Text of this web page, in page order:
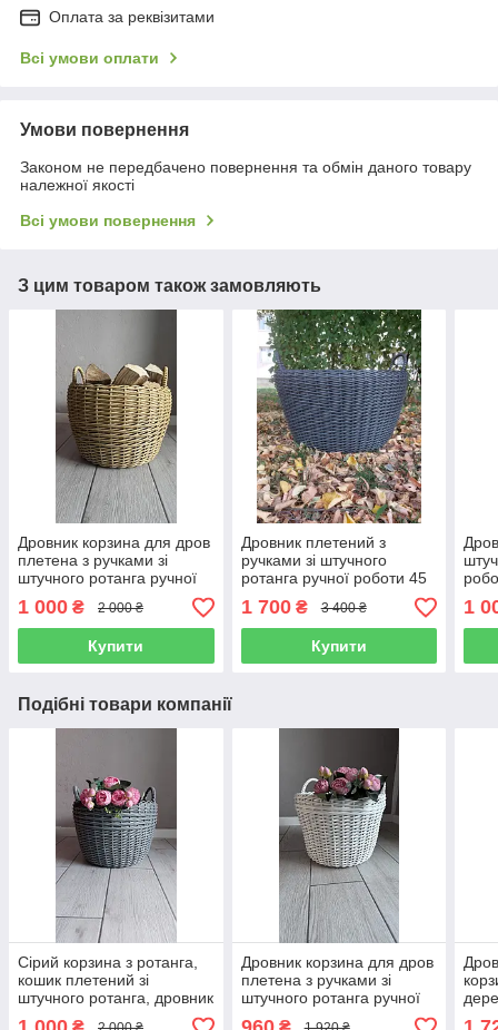
Оплата за реквізитами
Всі умови оплати
Умови повернення
Законом не передбачено повернення та обмін даного товару
належної якості
Всі умови повернення
З цим товаром також замовляють
Дровник корзина для дров
плетена з ручками зі
штучного ротанга ручної
роботи 20 л
1 000 ₴ 2 000 ₴
Купити
Дровник плетений з
ручками зі штучного
ротанга ручної роботи 45
л
1 700₴ 3 400 ₴
Купити
1
Подібні товари компанії
Сірий корзина з ротанга,
кошик плетений зі
штучного ротанга, дровник
Дровник корзина для дров
плетена з ручками зі
штучного ротанга ручної